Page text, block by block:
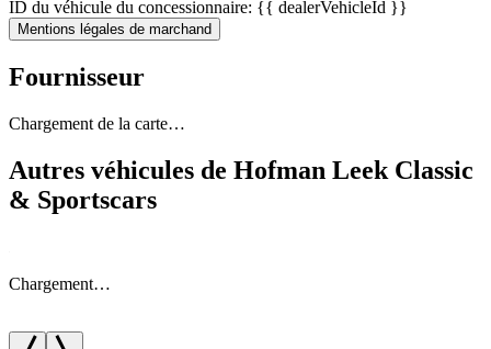
ID du véhicule du concessionnaire: {{ dealerVehicleId }}
Mentions légales de marchand
Fournisseur
Chargement de la carte…
Autres véhicules de Hofman Leek Classic
& Sportscars
Chargement…